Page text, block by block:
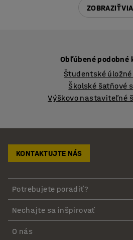
ZOBRAZIŤ
Obľúbené podobné
Študentské
Školské šatňové
Výškovo nastaviteľné
KONTAKTUJTE NÁS
Potrebujete poradiť?
Nechajte sa inšpirovať
O nás